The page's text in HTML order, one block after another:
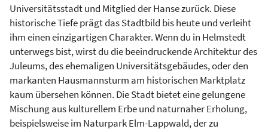
Universitätsstadt und Mitglied der Hanse zurück. Diese
historische Tiefe prägt das Stadtbild bis heute und verleiht
ihm einen einzigartigen Charakter. Wenn du in Helmstedt
unterwegs bist, wirst du die beeindruckende Architektur des
Juleums, des ehemaligen Universitätsgebäudes, oder den
markanten Hausmannsturm am historischen Marktplatz
kaum übersehen können. Die Stadt bietet eine gelungene
Mischung aus kulturellem Erbe und naturnaher Erholung,
beispielsweise im Naturpark Elm-Lappwald, der zu